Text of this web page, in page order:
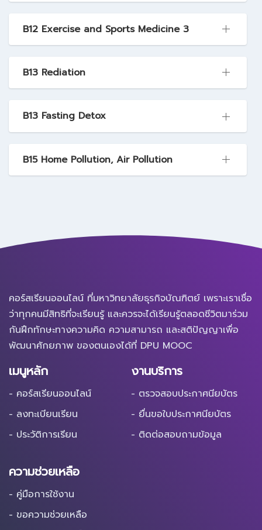
B12 Exercise and Sports Medicine 3
B13 Rediation
B13 Fasting Detox
B15 Home Pollution, Air Pollution
คอร์สเรียนออนไลน์ ที่มหาวิทยาลัยธุรกิจบัณฑิตย์ เพราะเราเชื่อ
ว่าทุกคนมีสิทธิที่จะเรียนรู้ และควรจะได้เรียนรู้ตลอดชีวิตมาร่วม
กันฝึกทักษะทางความคิด ความสามารถ และสติปัญญาเพื่อ
พัฒนาศักยภาพ ของตนเองได้ที่ DPU MOOC
เมนูหลัก
- คอร์สเรียนออนไลน์
- ลงทะเบียนเรียน
- ประวัติการเรียน
งานบริการ
- ตรวจสอบประกาศนียบัตร
- ยื่นขอใบประกาศนียบัตร
- ติดต่อสอบถามข้อมูล
ความช่วยเหลือ
- คู่มือการใช้งาน
- ขอความช่วยเหลือ